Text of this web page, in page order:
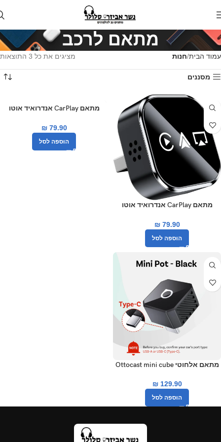
מתאם לרכב
עמוד הבית חנות מציגים את כל ⁦3⁩ התוצאות
מסננים
מתאם CarPlay אנדרואיד אוטו
₪79.90
הוספה לסל
מתאם CarPlay אנדרואיד אוטו
₪79.90
הוספה לסל
מתאם אלחוטי Ottocast mini cube
₪129.90
הוספה לסל